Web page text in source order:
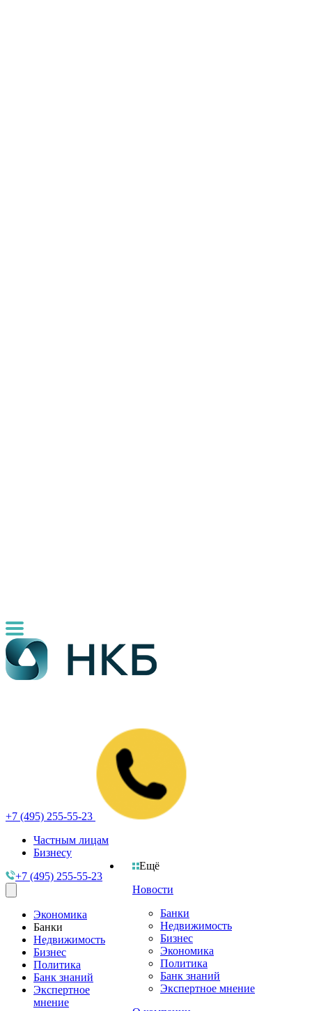
+7 (495) 255-55-23
Частным лицам
Бизнесу
Ещё
Новости
Банки
Недвижимость
Бизнес
Экономика
Политика
Банк знаний
Экспертное мнение
+7 (495) 255-55-23
Экономика
Банки
Недвижимость
Бизнес
Политика
Банк знаний
Экспертное
мнение